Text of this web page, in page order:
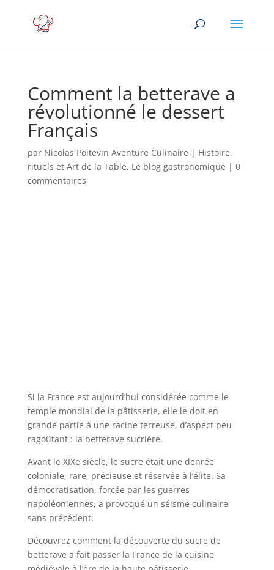
Comment la betterave a
révolutionné le dessert
Français
par Nicolas Poitevin Aventure Culinaire | Histoire,
rituels et Art de la Table, Le blog gastronomique | 0
commentaires
Si la France est aujourd’hui considérée comme le
temple mondial de la pâtisserie, elle le doit en
grande partie à une racine terreuse, d’aspect peu
ragoûtant : la betterave sucrière.
Avant le XIXe siècle, le sucre était une denrée
coloniale, rare, précieuse et réservée à l’élite. Sa
démocratisation, forcée par les guerres
napoléoniennes, a provoqué un séisme culinaire
sans précédent.
Découvrez comment la découverte du sucre de
betterave a fait passer la France de la cuisine